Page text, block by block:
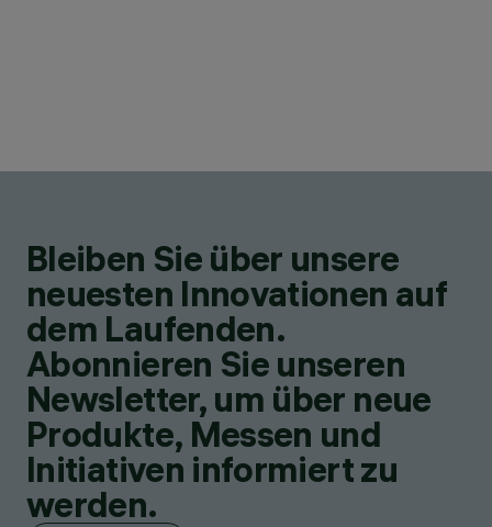
Bleiben Sie über unsere
neuesten Innovationen auf
dem Laufenden.
Abonnieren Sie unseren
Newsletter, um über neue
Produkte, Messen und
Initiativen informiert zu
werden.